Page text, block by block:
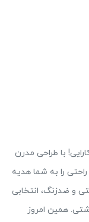
با طراحی مدرن
را به شما هدیه
و ضدزنگ، انتخابی
همین امروز